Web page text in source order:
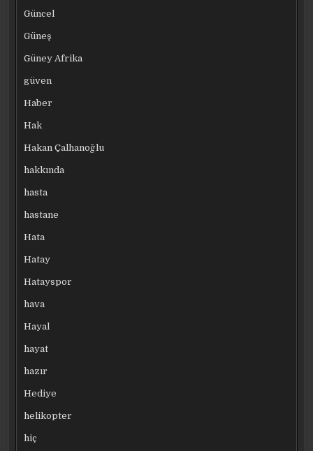
Güncel
Güneş
Güney Afrika
güven
Haber
Hak
Hakan Çalhanoğlu
hakkında
hasta
hastane
Hata
Hatay
Hatayspor
hava
Hayal
hayat
hazır
Hediye
helikopter
hiç